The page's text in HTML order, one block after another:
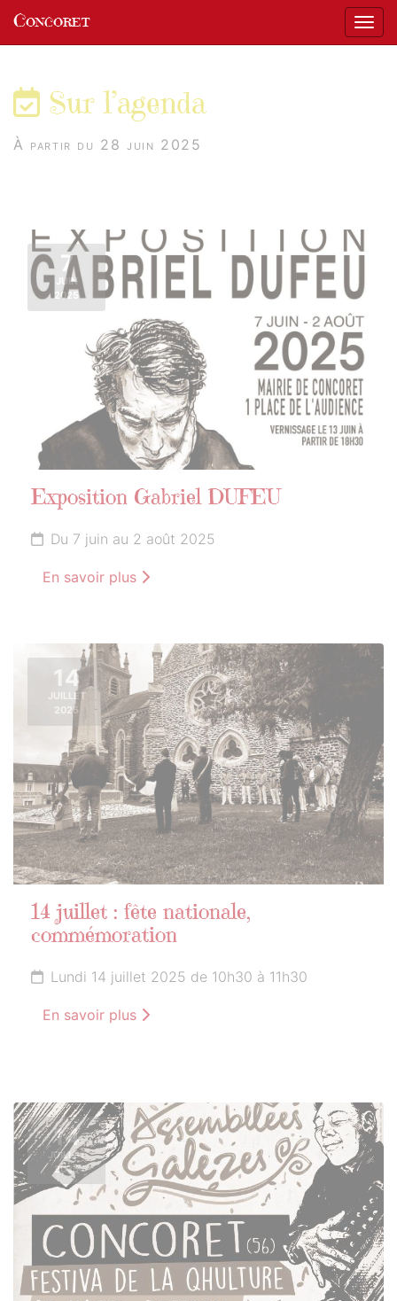
Concoret
Sur l’agenda
À partir du 28 juin 2025
7
JUIN
2025
Exposition Gabriel DUFEU
Du 7 juin au 2 août 2025
En savoir plus
14
JUILLET
2025
14 juillet : fête nationale,
commémoration
Lundi 14 juillet 2025 de 10h30 à 11h30
En savoir plus
14
JUILLET
2025
Panneau de gestion des cookies